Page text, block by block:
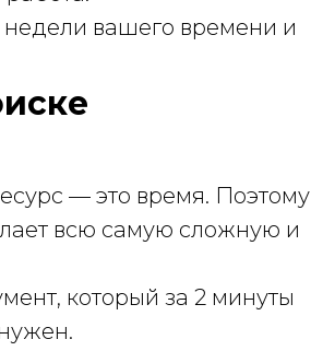
недели вашего времени и
— это время. Поэтому
всю самую сложную и
который за 2 минуты